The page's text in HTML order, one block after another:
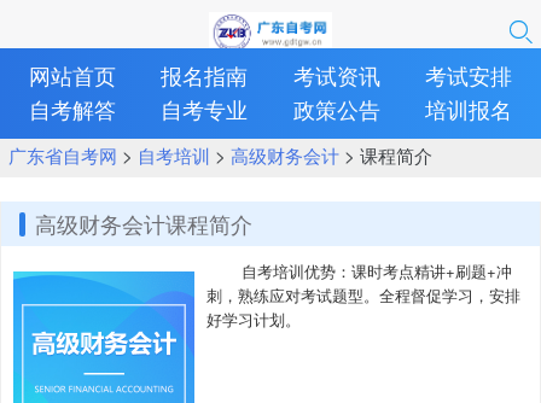
网站首页 报名指南 考试资讯
考试安排
自考解答
自考专业 政策公告 培训报名
广东省自考网 > 自考培训 > 高级财务会计> 课程简介
高级财务会计课程简介
自考培训优势：课时考点精讲+刷题+冲
刺，熟练应对考试题型。全程督促学习，安排
好学习计划。